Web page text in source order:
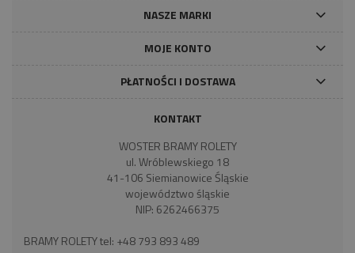
NASZE MARKI
MOJE KONTO
PŁATNOŚCI I DOSTAWA
KONTAKT
WOSTER BRAMY ROLETY
ul. Wróblewskiego 18
41-106 Siemianowice Śląskie
województwo śląskie
NIP: 6262466375
BRAMY ROLETY tel: +48 793 893 489